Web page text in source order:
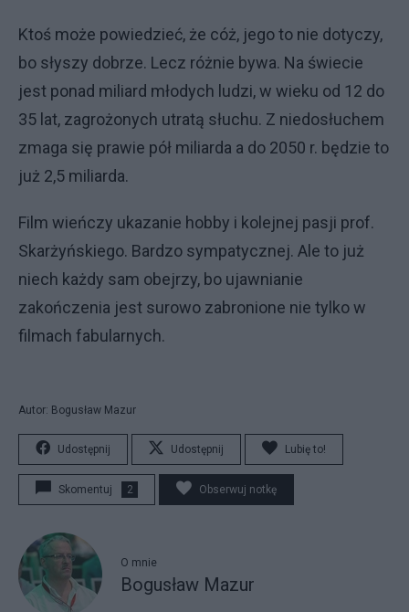
Ktoś może powiedzieć, że cóż, jego to nie dotyczy,
bo słyszy dobrze. Lecz różnie bywa. Na świecie
jest ponad miliard młodych ludzi, w wieku od 12 do
35 lat, zagrożonych utratą słuchu. Z niedosłuchem
zmaga się prawie pół miliarda a do 2050 r. będzie to
już 2,5 miliarda.
Film wieńczy ukazanie hobby i kolejnej pasji prof.
Skarżyńskiego. Bardzo sympatycznej. Ale to już
niech każdy sam obejrzy, bo ujawnianie
zakończenia jest surowo zabronione nie tylko w
filmach fabularnych.
Autor: Bogusław Mazur
Udostępnij Udostępnij Lubię to!
Skomentuj 2 Obserwuj notkę
O mnie
Bogusław Mazur